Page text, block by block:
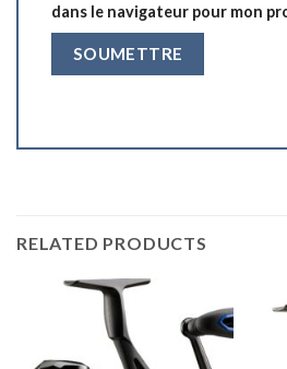
dans le navigateur pour mon
RELATED PRODUCTS